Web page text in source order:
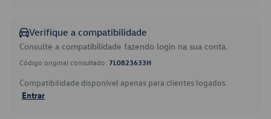
Verifique a compatibilidade
Consulte a compatibilidade fazendo login na sua conta.
Código original consultado: 7L0823633H
Compatibilidade disponível apenas para clientes logados.
Entrar